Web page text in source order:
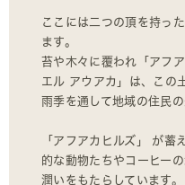
ここには二つの頂を持っ
ます。
苔や木々に覆われ「アフ
エル アウアカ」は、この
雨季を通して地域の住民の
「アフアカヒルズ」 が蓄
的な動物たちやコーヒー
潤いをもたらしています。